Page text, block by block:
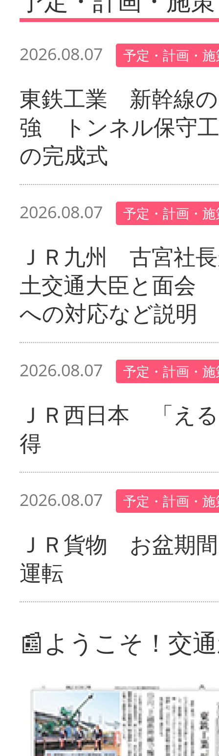
2026.08.07 予定・計画・
東鉄工業 新幹線
強 トンネル保守
の完成式
2026.08.07 予定・計画・
ＪＲ九州 古宮社
土交通大臣と面会
への対応など説明
2026.08.07 予定・計画・
ＪＲ西日本 「え
得
2026.08.07 予定・計画・
ＪＲ貨物 お盆期
運転
📰ようこそ！交